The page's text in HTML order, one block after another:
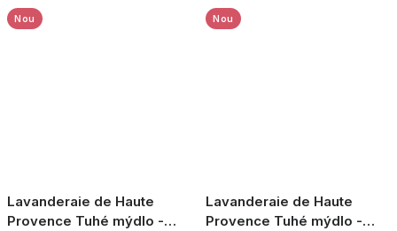
Lavanderaie de Haute
Provence Tuhé mýdlo -
Nou
Lavanderaie de Haute
Provence Tuhé mýdlo -
Nou